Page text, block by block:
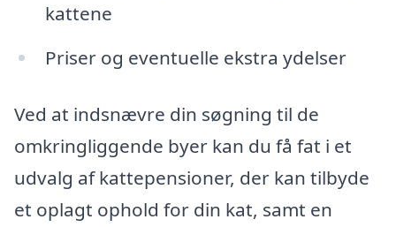
kattene
Priser og eventuelle ekstra ydelser
Ved at indsnævre din søgning til de
omkringliggende byer kan du få fat i et
udvalg af kattepensioner, der kan tilbyde
et oplagt ophold for din kat, samt en